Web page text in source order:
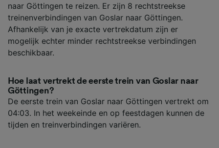
naar Göttingen te reizen. Er zijn 8 rechtstreekse
treinenverbindingen van Goslar naar Göttingen.
Afhankelijk van je exacte vertrekdatum zijn er
mogelijk echter minder rechtstreekse verbindingen
beschikbaar.
Hoe laat vertrekt de eerste trein van Goslar naar
Göttingen?
De eerste trein van Goslar naar Göttingen vertrekt om
04:03. In het weekeinde en op feestdagen kunnen de
tijden en treinverbindingen variëren.